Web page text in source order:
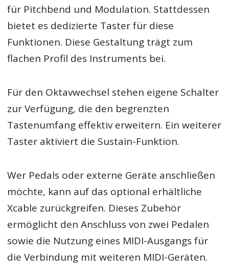
für Pitchbend und Modulation. Stattdessen
bietet es dedizierte Taster für diese
Funktionen. Diese Gestaltung trägt zum
flachen Profil des Instruments bei.
Für den Oktavwechsel stehen eigene Schalter
zur Verfügung, die den begrenzten
Tastenumfang effektiv erweitern. Ein weiterer
Taster aktiviert die Sustain-Funktion.
Wer Pedals oder externe Geräte anschließen
möchte, kann auf das optional erhältliche
Xcable zurückgreifen. Dieses Zubehör
ermöglicht den Anschluss von zwei Pedalen
sowie die Nutzung eines MIDI-Ausgangs für
die Verbindung mit weiteren MIDI-Geräten.